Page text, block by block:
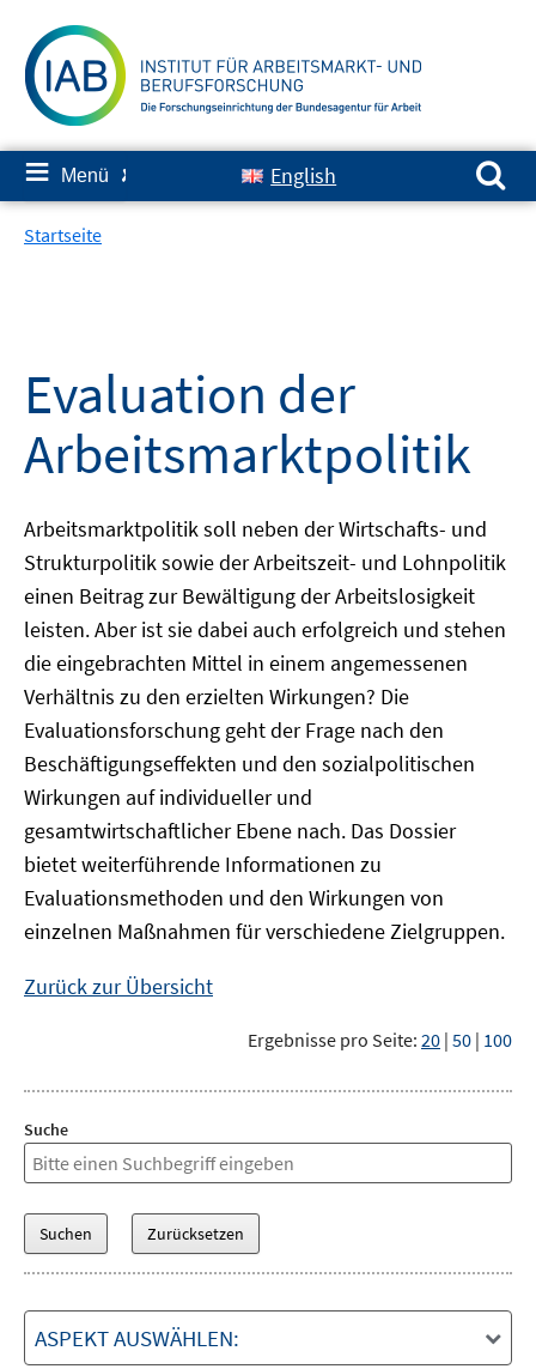
zum
Inhalt
≡ Menü ✘ English
Suchen nach:
Startseite
Evaluation der
Arbeitsmarktpolitik
Arbeitsmarktpolitik soll neben der Wirtschafts- und
Strukturpolitik sowie der Arbeitszeit- und Lohnpolitik
einen Beitrag zur Bewältigung der Arbeitslosigkeit
leisten. Aber ist sie dabei auch erfolgreich und stehen
die eingebrachten Mittel in einem angemessenen
Verhältnis zu den erzielten Wirkungen? Die
Evaluationsforschung geht der Frage nach den
Beschäftigungseffekten und den sozialpolitischen
Wirkungen auf individueller und
gesamtwirtschaftlicher Ebene nach. Das Dossier
bietet weiterführende Informationen zu
Evaluationsmethoden und den Wirkungen von
einzelnen Maßnahmen für verschiedene Zielgruppen.
Zurück zur Übersicht
Ergebnisse pro Seite: 20 | 50 | 100
Suche
ASPEKT AUSWÄHLEN: